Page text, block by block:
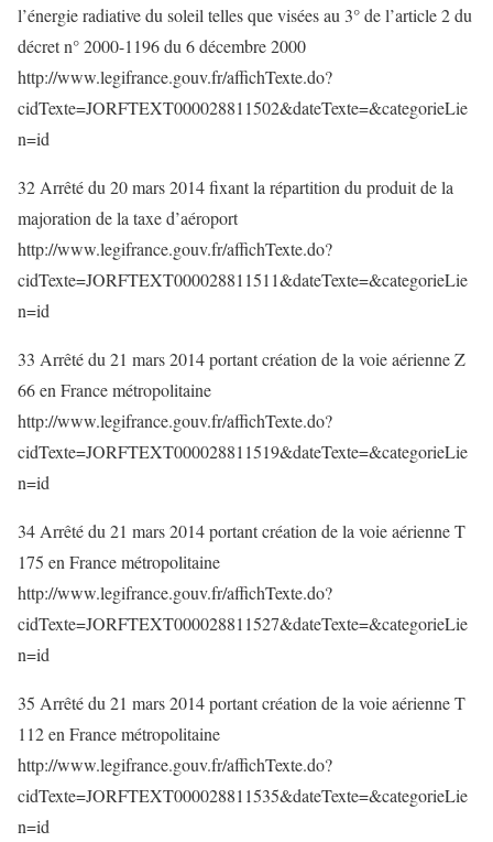
l’énergie radiative du soleil telles que visées au 3° de l’article 2 du
décret n° 2000-1196 du 6 décembre 2000
http://www.legifrance.gouv.fr/affichTexte.do?
cidTexte=JORFTEXT000028811502&dateTexte=&categorieLie
n=id
32 Arrêté du 20 mars 2014 fixant la répartition du produit de la
majoration de la taxe d’aéroport
http://www.legifrance.gouv.fr/affichTexte.do?
cidTexte=JORFTEXT000028811511&dateTexte=&categorieLie
n=id
33 Arrêté du 21 mars 2014 portant création de la voie aérienne Z
66 en France métropolitaine
http://www.legifrance.gouv.fr/affichTexte.do?
cidTexte=JORFTEXT000028811519&dateTexte=&categorieLie
n=id
34 Arrêté du 21 mars 2014 portant création de la voie aérienne T
175 en France métropolitaine
http://www.legifrance.gouv.fr/affichTexte.do?
cidTexte=JORFTEXT000028811527&dateTexte=&categorieLie
n=id
35 Arrêté du 21 mars 2014 portant création de la voie aérienne T
112 en France métropolitaine
http://www.legifrance.gouv.fr/affichTexte.do?
cidTexte=JORFTEXT000028811535&dateTexte=&categorieLie
n=id